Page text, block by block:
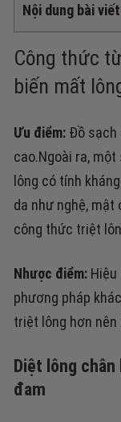
Nội dung bài viết
Công thức
biến mất
Ưu điểm: Đồ sạch
cao.Ngoài ra,
lông có tính
da như nghệ, mật
công thức triệt
Nhược điểm:
phương pháp
triệt lông hơn nên
Diệt lông chân
đam